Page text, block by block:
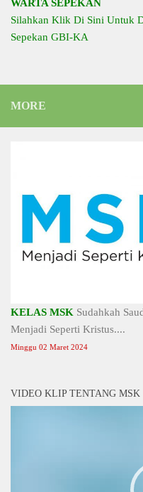
WARTA SEPEKAN
Silahkan Klik Di Sini Untuk
Sepekan GBI-KA
MORE
KELAS MSK Sudahkah
Menjadi Seperti Kristus....
Minggu 02 Maret 2024
VIDEO KLIP TENTANG MSK